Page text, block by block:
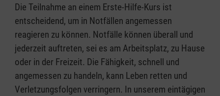
Die Teilnahme an einem Erste-Hilfe-Kurs ist
entscheidend, um in Notfällen angemessen
reagieren zu können. Notfälle können überall und
jederzeit auftreten, sei es am Arbeitsplatz, zu Hause
oder in der Freizeit. Die Fähigkeit, schnell und
angemessen zu handeln, kann Leben retten und
Verletzungsfolgen verringern. In unserem eintägigen